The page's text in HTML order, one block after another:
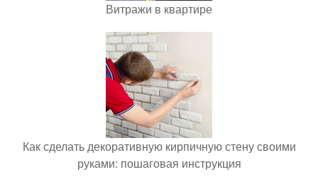
Витражи в квартире
Как сделать декоративную кирпичную стену своими
руками: пошаговая инструкция